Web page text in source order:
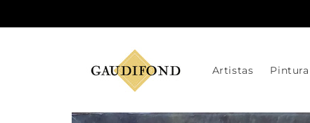
al contenido
Artistas Pintura
directamente